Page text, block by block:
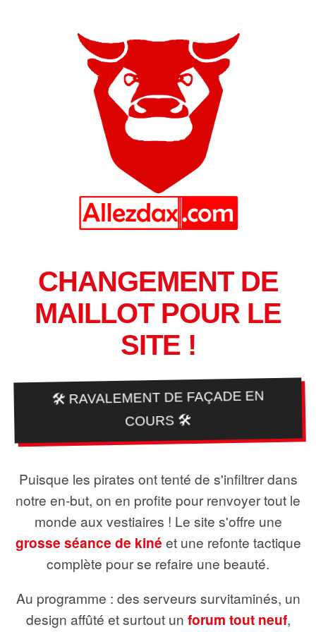
CHANGEMENT DE
MAILLOT POUR LE
SITE !
🛠️ RAVALEMENT DE FAÇADE EN
COURS 🛠️
Puisque les pirates ont tenté de s'infiltrer dans
notre en-but, on en profite pour renvoyer tout le
monde aux vestiaires ! Le site s'offre une
grosse séance de kiné et une refonte tactique
complète pour se refaire une beauté.
Au programme : des serveurs survitaminés, un
design affûté et surtout un forum tout neuf,